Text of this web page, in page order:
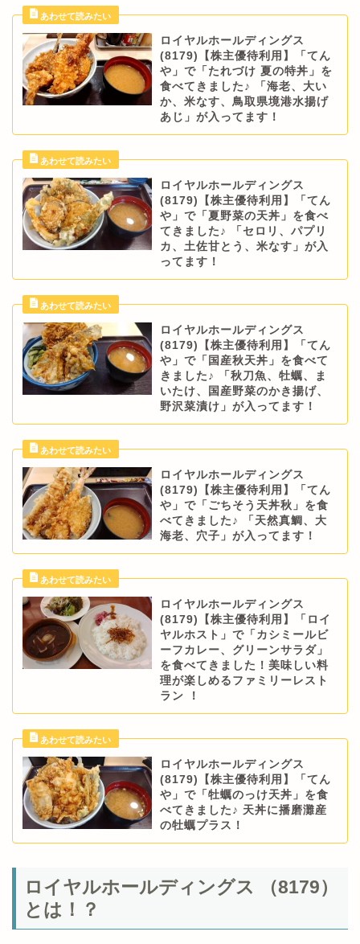
ロイヤルホールディングス
(8179)【株主優待利用】「てん
や」で「たれづけ 夏の特丼」を
食べてきました♪ 「海老、大い
か、米なす、鳥取県境港水揚げ
あじ」が入ってます！
ロイヤルホールディングス
(8179)【株主優待利用】「てん
や」で「夏野菜の天丼」を食べ
てきました♪ 「セロリ、パプリ
カ、土佐甘とう、米なす」が入
ってます！
ロイヤルホールディングス
(8179)【株主優待利用】「てん
や」で「国産秋天丼」を食べて
きました♪ 「秋刀魚、牡蠣、ま
いたけ、国産野菜のかき揚げ、
野沢菜漬け」が入ってます！
ロイヤルホールディングス
(8179)【株主優待利用】「てん
や」で「ごちそう天丼秋」を食
べてきました♪ 「天然真鯛、大
海老、穴子」が入ってます！
ロイヤルホールディングス
(8179)【株主優待利用】「ロイ
ヤルホスト」で「カシミールビ
ーフカレー、グリーンサラダ」
を食べてきました！美味しい料
理が楽しめるファミリーレスト
ラン ！
ロイヤルホールディングス
(8179)【株主優待利用】「てん
や」で「牡蠣のっけ天丼」を食
べてきました♪ 天丼に播磨灘産
の牡蠣プラス！
ロイヤルホールディングス （8179）
とは！？